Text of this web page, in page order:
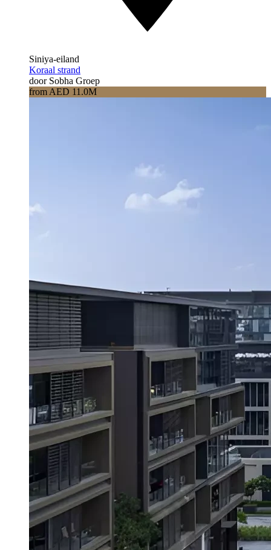
Siniya-eiland
Koraal strand
door Sobha Groep
from AED 11.0M